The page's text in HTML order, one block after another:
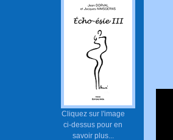
Cliquez sur l'image
ci-dessus pour en
savoir plus...